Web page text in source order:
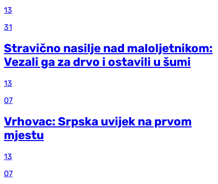
13
31
Stravično nasilje nad maloljetnikom:
Vezali ga za drvo i ostavili u šumi
13
07
Vrhovac: Srpska uvijek na prvom
mjestu
13
07